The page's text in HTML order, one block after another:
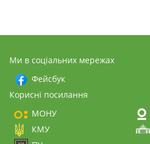
Ми в соціальних мережах
Фейсбук
Корисні посилання
МОНУ
КМУ